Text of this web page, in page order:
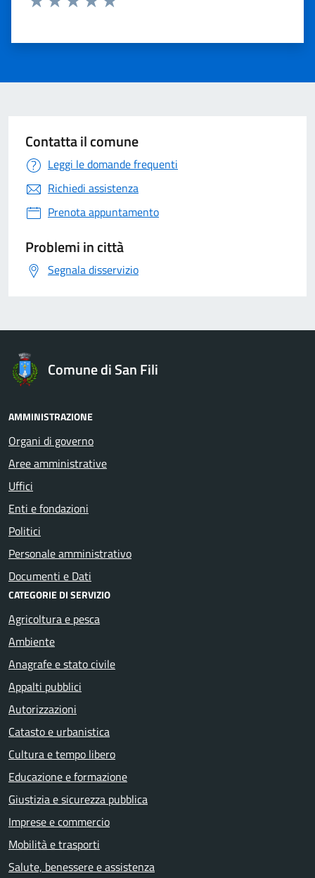
Contatta il comune
Leggi le domande frequenti
Richiedi assistenza
Prenota appuntamento
Problemi in città
Segnala disservizio
Comune di San Fili
AMMINISTRAZIONE
Organi di governo
Aree amministrative
Uffici
Enti e fondazioni
Politici
Personale amministrativo
Documenti e Dati
CATEGORIE DI SERVIZIO
Agricoltura e pesca
Ambiente
Anagrafe e stato civile
Appalti pubblici
Autorizzazioni
Catasto e urbanistica
Cultura e tempo libero
Educazione e formazione
Giustizia e sicurezza pubblica
Imprese e commercio
Mobilità e trasporti
Salute, benessere e assistenza